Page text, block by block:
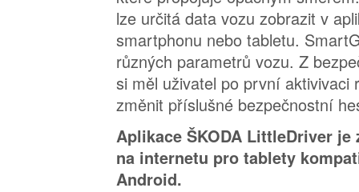
lze určitá data vozu zobrazit v
smartphonu nebo tabletu.
různých parametrů vozu. Z
si měl uživatel po první aktivivaci
změnit příslušné bezpečnostní
Aplikace ŠKODA LittleDriver je
na internetu pro tablety
Android.